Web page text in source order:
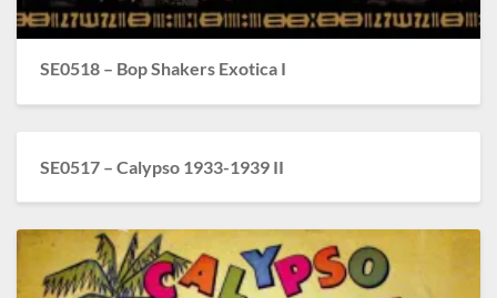
SE0518 – Bop Shakers Exotica I
SE0517 – Calypso 1933-1939 II